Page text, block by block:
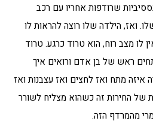
שרודפות אחריו עם רכב
ואז, הילדה שלו רוצה להראות לו
לו מצב רוח, הוא טרוד כרגע. טרוד
ראש של בן אדם ורואים איך
מתח ואז לחצים ואז עצבנות ואז
של החירות זה כשהוא מצליח לשורר
מהמרדף הזה.